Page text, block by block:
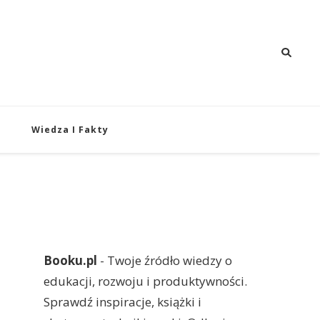
Wiedza I Fakty
Booku.pl - Twoje źródło wiedzy o
edukacji, rozwoju i produktywności.
Sprawdź inspiracje, książki i